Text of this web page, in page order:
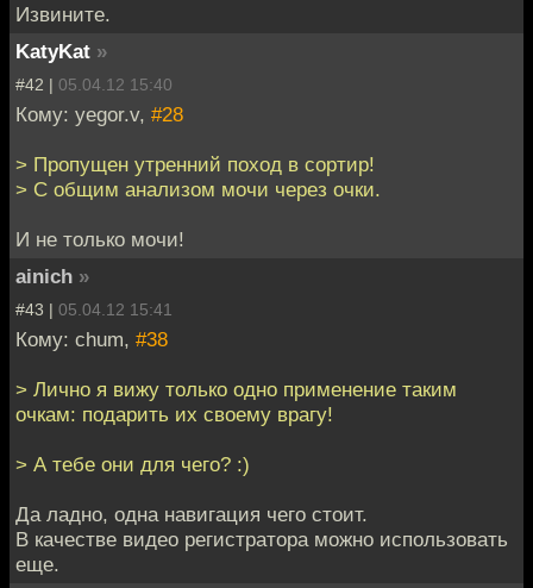
Извините.
KatyKat »
#42 | 05.04.12 15:40
Кому: yegor.v, #28
> Пропущен утренний поход в сортир!
> С общим анализом мочи через очки.
И не только мочи!
ainich »
#43 | 05.04.12 15:41
Кому: chum, #38
> Лично я вижу только одно применение таким
очкам: подарить их своему врагу!
> А тебе они для чего? :)
Да ладно, одна навигация чего стоит.
В качестве видео регистратора можно использовать
еще.